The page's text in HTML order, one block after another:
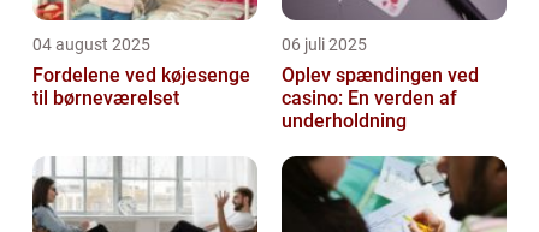
04 august 2025
Fordelene ved køjesenge
til børneværelset
06 juli 2025
Oplev spændingen ved
casino: En verden af
underholdning